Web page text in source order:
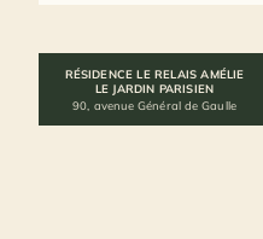
RÉSIDENCE LE RELAIS AMÉLIE
LE JARDIN PARISIEN
90, avenue Général de Gaulle